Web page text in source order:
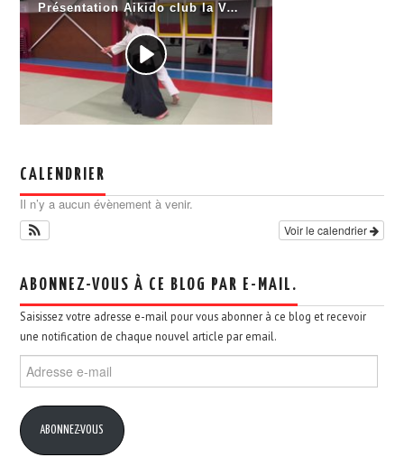
CALENDRIER
Il n’y a aucun évènement à venir.
Voir le calendrier
ABONNEZ-VOUS À CE BLOG PAR E-MAIL.
Saisissez votre adresse e-mail pour vous abonner à ce blog et recevoir
une notification de chaque nouvel article par email.
Adresse
e-
ABONNEZ-VOUS